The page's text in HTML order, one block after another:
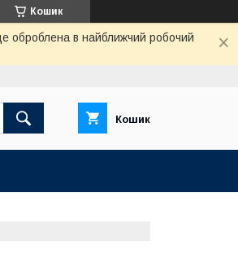
Кошик
оброблена в найближчий робочий
Кошик